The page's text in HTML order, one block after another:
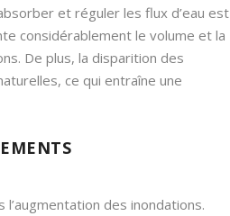
et réguler les flux d’eau est
considérablement le volume et la
De plus, la disparition des
ce qui entraîne une
des inondations.